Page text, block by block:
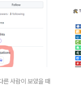
른 사람이 보았을 때